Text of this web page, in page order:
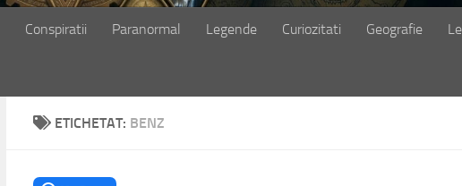
Conspiratii Paranormal Legende Curiozitati Geografie
ETICHETAT: BENZ